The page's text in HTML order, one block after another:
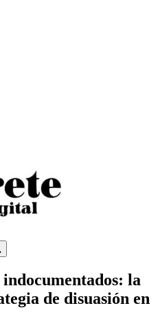
la
de disuasión en